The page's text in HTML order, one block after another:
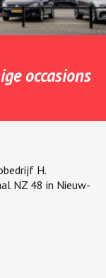
occasions
NZ 48 in Nieuw-